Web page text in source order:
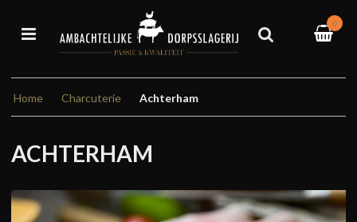
0
Home Charcuterie Achterham
ACHTERHAM